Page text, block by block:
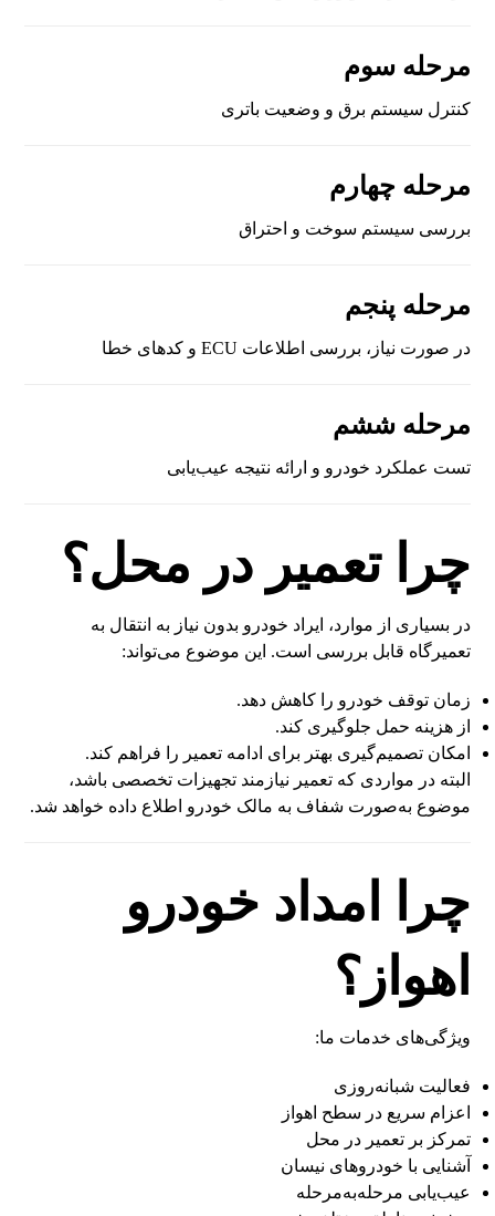
مرحله سوم
کنترل سیستم برق و وضعیت باتری
مرحله چهارم
بررسی سیستم سوخت و احتراق
مرحله پنجم
در صورت نیاز، بررسی اطلاعات ECU و کدهای خطا
مرحله ششم
تست عملکرد خودرو و ارائه نتیجه عیب‌یابی
چرا تعمیر در محل؟
در بسیاری از موارد، ایراد خودرو بدون نیاز به انتقال به
تعمیرگاه قابل بررسی است. این موضوع می‌تواند:
زمان توقف خودرو را کاهش دهد.
از هزینه حمل جلوگیری کند.
امکان تصمیم‌گیری بهتر برای ادامه تعمیر را فراهم کند.
البته در مواردی که تعمیر نیازمند تجهیزات تخصصی باشد،
موضوع به‌صورت شفاف به مالک خودرو اطلاع داده خواهد شد.
چرا امداد خودرو
اهواز؟
ویژگی‌های خدمات ما:
فعالیت شبانه‌روزی
اعزام سریع در سطح اهواز
تمرکز بر تعمیر در محل
آشنایی با خودروهای نیسان
عیب‌یابی مرحله‌به‌مرحله